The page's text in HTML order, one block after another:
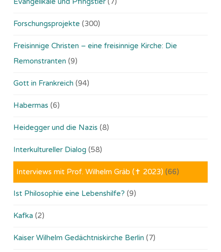
Forschungsprojekte (300)
Freisinnige Christen – eine freisinnige Kirche: Die
Remonstranten (9)
Gott in Frankreich (94)
Habermas (6)
Heidegger und die Nazis (8)
Interkultureller Dialog (58)
Interviews mit Prof. Wilhelm Gräb (✝ 2023) (66)
Ist Philosophie eine Lebenshilfe? (9)
Kafka (2)
Kaiser Wilhelm Gedächtniskirche Berlin (7)